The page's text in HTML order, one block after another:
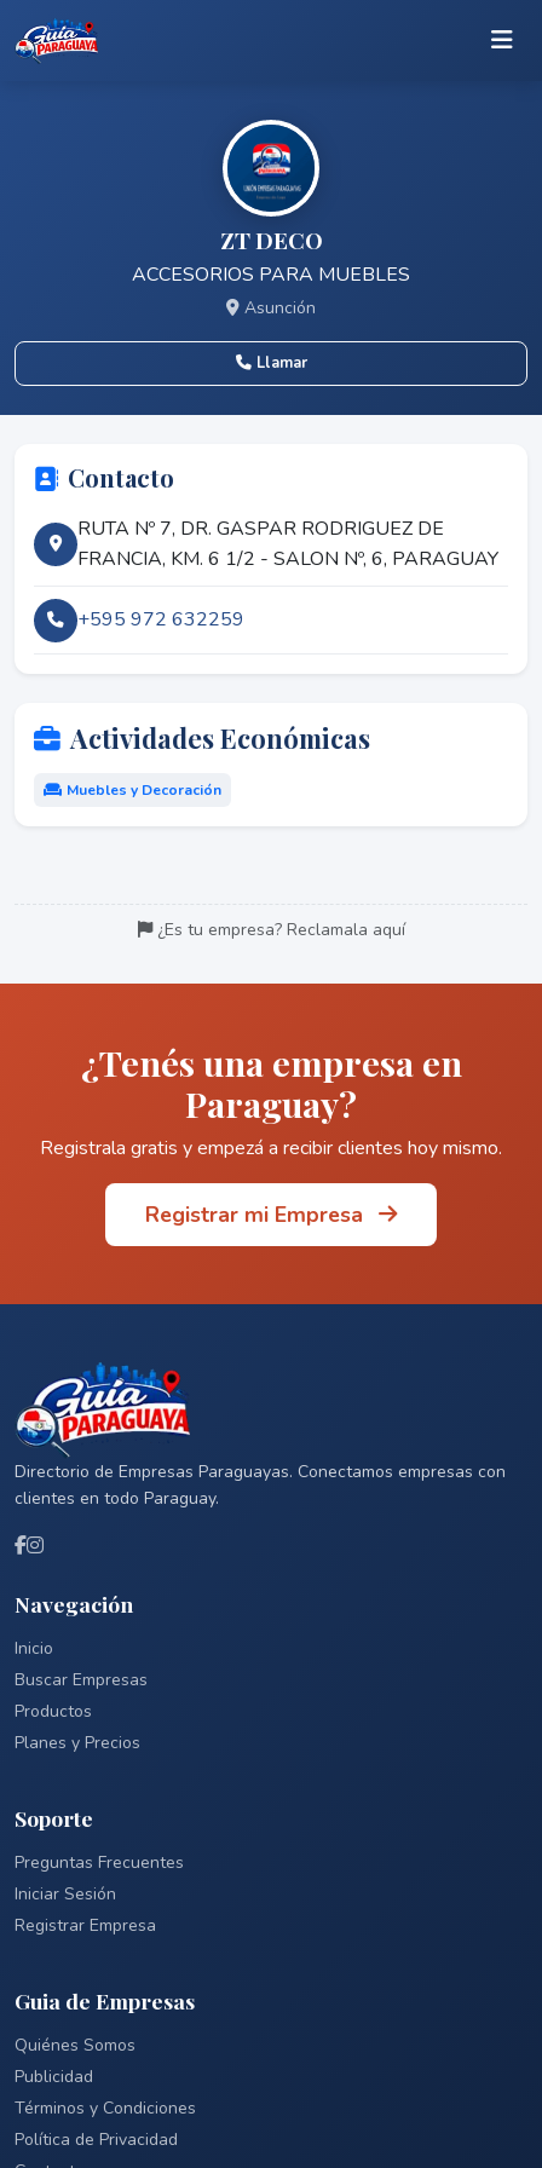
ZT DECO
ACCESORIOS PARA MUEBLES
Asunción
Llamar
Contacto
RUTA Nº 7, DR. GASPAR RODRIGUEZ DE
FRANCIA, KM. 6 1/2 - SALON Nº, 6, PARAGUAY
+595 972 632259
Actividades Económicas
Muebles y Decoración
¿Es tu empresa? Reclamala aquí
¿Tenés una empresa en
Paraguay?
Registrala gratis y empezá a recibir clientes hoy mismo.
Registrar mi Empresa
Directorio de Empresas Paraguayas. Conectamos empresas con
clientes en todo Paraguay.
Navegación
Inicio
Buscar Empresas
Productos
Planes y Precios
Soporte
Preguntas Frecuentes
Iniciar Sesión
Registrar Empresa
Guia de Empresas
Quiénes Somos
Publicidad
Términos y Condiciones
Política de Privacidad